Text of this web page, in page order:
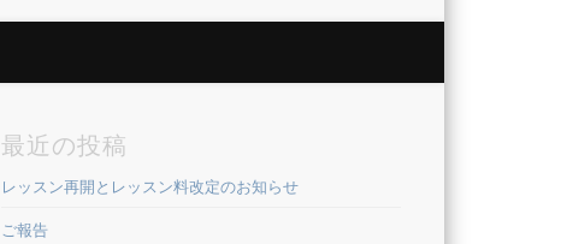
最近の投稿
レッスン再開とレッスン料改定のお知らせ
ご報告